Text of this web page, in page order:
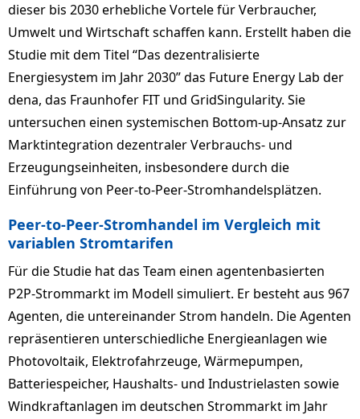
dieser bis 2030 erhebliche Vortele für Verbraucher,
Umwelt und Wirtschaft schaffen kann. Erstellt haben die
Studie mit dem Titel “Das dezentralisierte
Energiesystem im Jahr 2030” das Future Energy Lab der
dena, das Fraunhofer FIT und GridSingularity. Sie
untersuchen einen systemischen Bottom-up-Ansatz zur
Marktintegration dezentraler Verbrauchs- und
Erzeugungseinheiten, insbesondere durch die
Einführung von Peer-to-Peer-Stromhandelsplätzen.
Peer-to-Peer-Stromhandel im Vergleich mit
variablen Stromtarifen
Für die Studie hat das Team einen agentenbasierten
P2P-Strommarkt im Modell simuliert. Er besteht aus 967
Agenten, die untereinander Strom handeln. Die Agenten
repräsentieren unterschiedliche Energieanlagen wie
Photovoltaik, Elektrofahrzeuge, Wärmepumpen,
Batteriespeicher, Haushalts- und Industrielasten sowie
Windkraftanlagen im deutschen Strommarkt im Jahr